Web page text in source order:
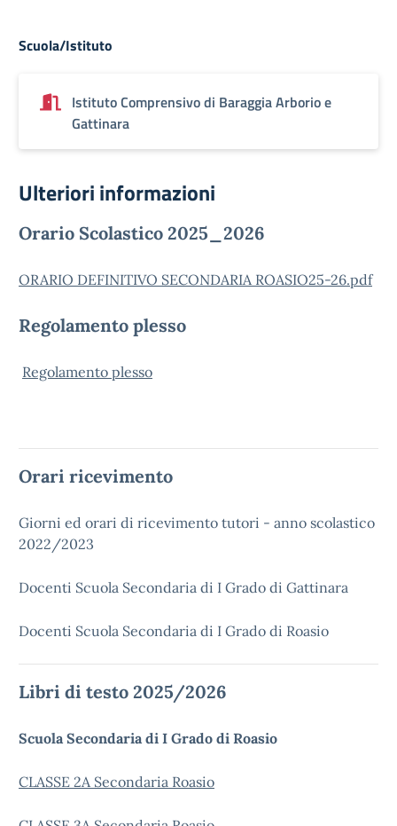
Scuola/Istituto
Istituto Comprensivo di Baraggia Arborio e
Gattinara
Ulteriori informazioni
Orario Scolastico 2025_2026
ORARIO DEFINITIVO SECONDARIA ROASIO25-26.pdf
Regolamento plesso
Regolamento plesso
Orari ricevimento
Giorni ed orari di ricevimento tutori - anno scolastico
2022/2023
Docenti Scuola Secondaria di I Grado di Gattinara
Docenti Scuola Secondaria di I Grado di Roasio
Libri di testo 2025/2026
Scuola Secondaria di I Grado di Roasio
CLASSE 2A Secondaria Roasio